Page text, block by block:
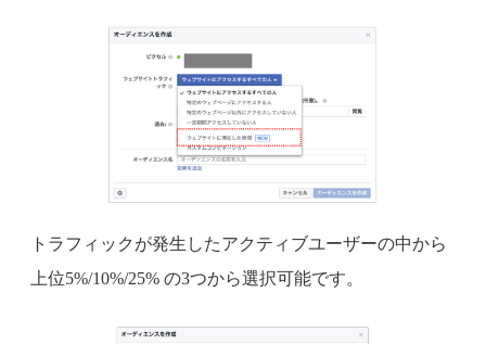
トラフィックが発生したアクティブユーザーの中から
上位5%/10%/25% の3つから選択可能です。